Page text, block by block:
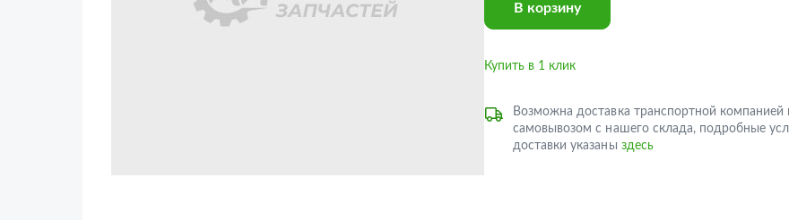
В корзину
Купить в 1 клик
Возможна доставка транспортной компанией
самовывозом с нашего склада, подробные
доставки указаны здесь